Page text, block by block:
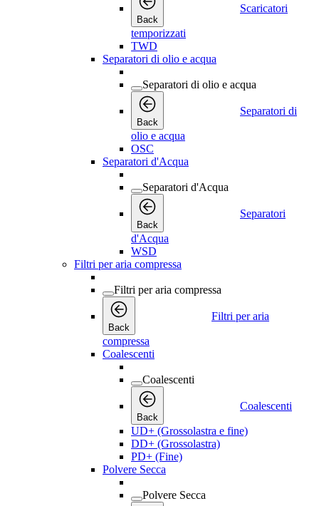
Back
Scaricatori
temporizzati
TWD
Separatori di olio e acqua
Separatori di olio e acqua
Back
Separatori di
olio e acqua
OSC
Separatori d'Acqua
Separatori d'Acqua
Back
Separatori
d'Acqua
WSD
Filtri per aria compressa
Filtri per aria compressa
Back
Filtri per aria
compressa
Coalescenti
Coalescenti
Back
Coalescenti
UD+ (Grossolastra e fine)
DD+ (Grossolastra)
PD+ (Fine)
Polvere Secca
Polvere Secca